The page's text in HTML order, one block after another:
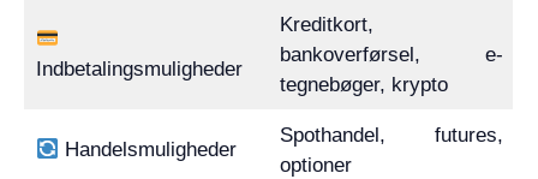
Indbetalingsmuligheder
Kreditkort,
bankoverførsel, e-
tegnebøger, krypto
Handelsmuligheder
Spothandel, futures,
optioner